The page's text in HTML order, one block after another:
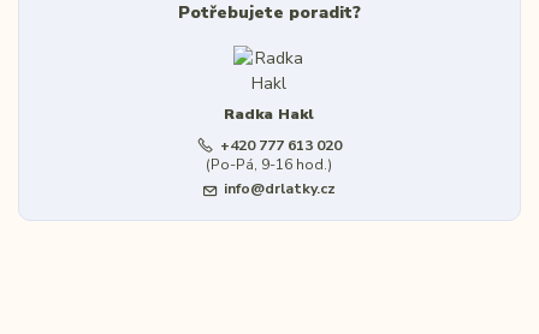
Potřebujete poradit?
Radka Hakl
+420 777 613 020
(Po-Pá, 9-16 hod.)
info@drlatky.cz